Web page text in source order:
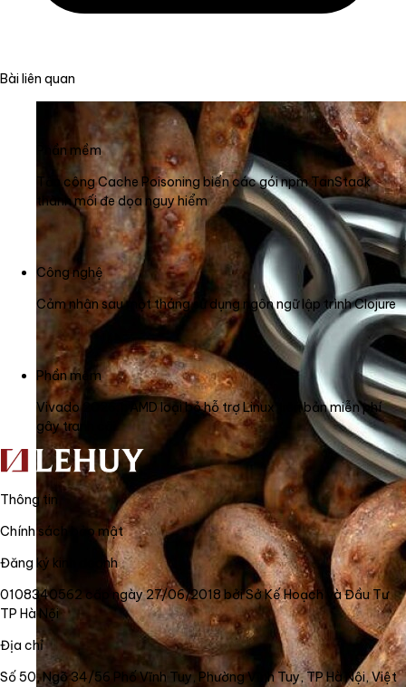
Bài liên quan
Phần mềm
Tấn công Cache Poisoning biến các gói npm TanStack
thành mối đe dọa nguy hiểm
Công nghệ
Cảm nhận sau một tháng sử dụng ngôn ngữ lập trình Clojure
Phần mềm
Vivado 2026.1: AMD loại bỏ hỗ trợ Linux trên bản miễn phí
gây tranh cãi
Thông tin
Chính sách bảo mật
Đăng ký kinh doanh
0108340562 cấp ngày 27/06/2018 bởi Sở Kế Hoạch và Đầu Tư
TP Hà Nội
Địa chỉ
Số 50, Ngõ 34/56 Phố Vĩnh Tuy, Phường Vĩnh Tuy, TP Hà Nội, Việt